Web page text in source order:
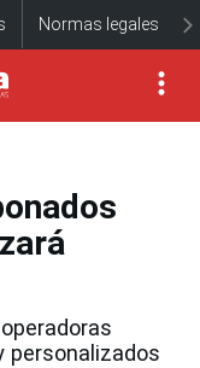
Normas legales
personalizados